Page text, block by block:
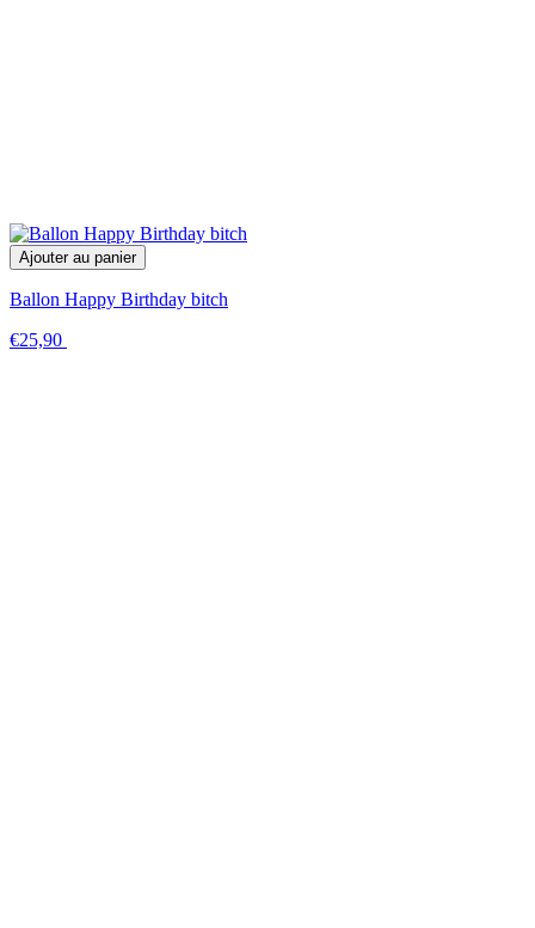
Ajouter au panier
Ballon Happy Birthday bitch
€25,90